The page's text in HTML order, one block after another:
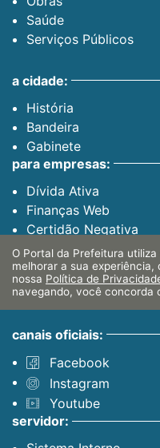
Saúde
Serviços Públicos
a cidade:
História
Bandeira
Gabinete
para empresas:
Dívida Ativa
Finanças Web
Certidão Negativa
para o cidadão:
Banco do Povo
PAT
canais oficiais:
Facebook
Instagram
Youtube
servidor:
O Portal da Prefeitura utiliza
melhorar a sua experiência,
nossa Política de
navegando, você concorda